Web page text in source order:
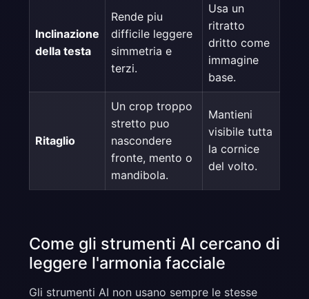
Inclinazione
della testa
Rende piu
difficile leggere
simmetria e
terzi.
Usa un
ritratto
dritto come
immagine
base.
Ritaglio
Un crop troppo
stretto puo
nascondere
fronte, mento o
mandibola.
Mantieni
visibile tutta
la cornice
del volto.
Come gli strumenti AI cercano di
leggere l'armonia facciale
Gli strumenti AI non usano sempre le stesse